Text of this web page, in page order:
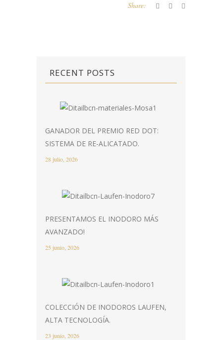
Share:
RECENT POSTS
GANADOR DEL PREMIO RED DOT:
SISTEMA DE RE-ALICATADO.
28 julio, 2026
PRESENTAMOS EL INODORO MÁS
AVANZADO!
25 junio, 2026
COLECCIÓN DE INODOROS LAUFEN,
ALTA TECNOLOGÍA.
23 junio, 2026